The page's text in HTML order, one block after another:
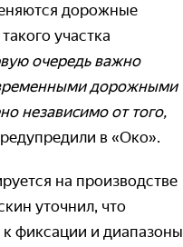
дорожные
участка
очередь важно
дорожными
независимо от того,
в «Око».
на производстве
уточнил, что
фиксации и диапазоны